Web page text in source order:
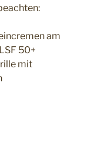
am
50+
mit